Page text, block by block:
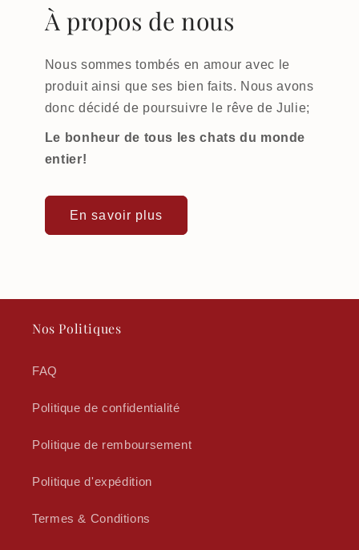
À propos de nous
Nous sommes tombés en amour avec le
produit ainsi que ses bien faits. Nous avons
donc décidé de poursuivre le rêve de Julie;
Le bonheur de tous les chats du monde
entier!
En savoir plus
Nos Politiques
FAQ
Politique de confidentialité
Politique de remboursement
Politique d'expédition
Termes & Conditions